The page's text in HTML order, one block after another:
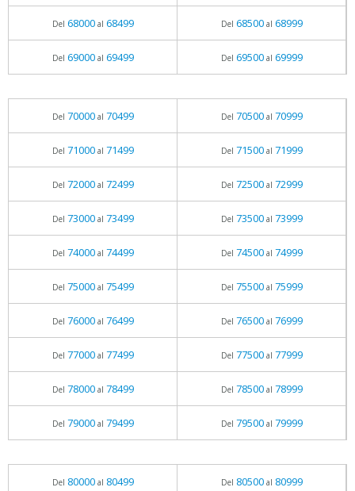
Del 68000al 68499 Del 68500al 68999
Del 69000al 69499 Del 69500al 69999
Del 70000al 70499 Del 70500al 70999
Del 71000al 71499 Del 71500al 71999
Del 72000al 72499 Del 72500al 72999
Del 73000al 73499 Del 73500al 73999
Del 74000al 74499 Del 74500al 74999
Del 75000al 75499 Del 75500al 75999
Del 76000al 76499 Del 76500al 76999
Del 77000al 77499 Del 77500al 77999
Del 78000al 78499 Del 78500al 78999
Del 79000al 79499 Del 79500al 79999
Del 80000al 80499 Del 80500al 80999